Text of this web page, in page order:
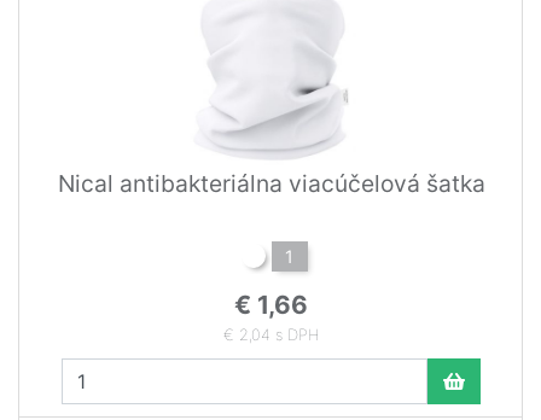
Nical antibakteriálna viacúčelová šatka
1
€ 1,66
€ 2,04 s DPH